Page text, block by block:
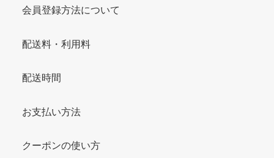
会員登録方法について
配送料・利用料
配送時間
お支払い方法
クーポンの使い方